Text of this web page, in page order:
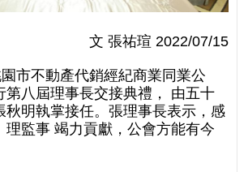
文 張祐瑄 2022/07/15
市不動產代銷經紀商業同業公
第八屆理事長交接典禮， 由五⼗
秋明執掌接任。張理事長表⽰，感
理監事 竭⼒貢獻，公會⽅能有今